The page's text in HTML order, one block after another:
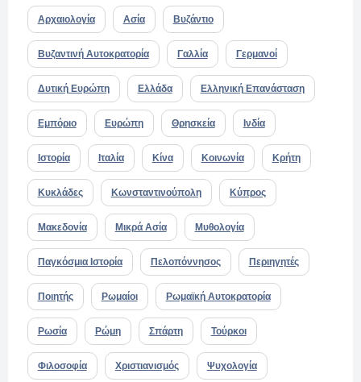
Αρχαιολογία Ασία Βυζάντιο
Βυζαντινή Αυτοκρατορία Γαλλία Γερμανοί
Δυτική Ευρώπη Ελλάδα Ελληνική Επανάσταση
Εμπόριο Ευρώπη Θρησκεία Ινδία
Ιστορία Ιταλία Κίνα Κοινωνία Κρήτη
Κυκλάδες Κωνσταντινούπολη Κύπρος
Μακεδονία Μικρά Ασία Μυθολογία
Παγκόσμια Ιστορία Πελοπόννησος Περιηγητές
Ποιητής Ρωμαίοι Ρωμαϊκή Αυτοκρατορία
Ρωσία Ρώμη Σπάρτη Τούρκοι
Φιλοσοφία Χριστιανισμός Ψυχολογία